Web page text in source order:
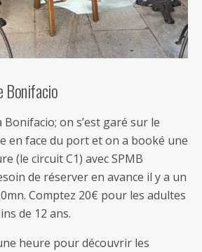
Bonifacio
on s’est garé sur le
en face du port et on a booké une
(le circuit C1) avec SPMB
de réserver en avance il y a un
Comptez 20€ pour les adultes
de 12 ans.
heure pour découvrir les